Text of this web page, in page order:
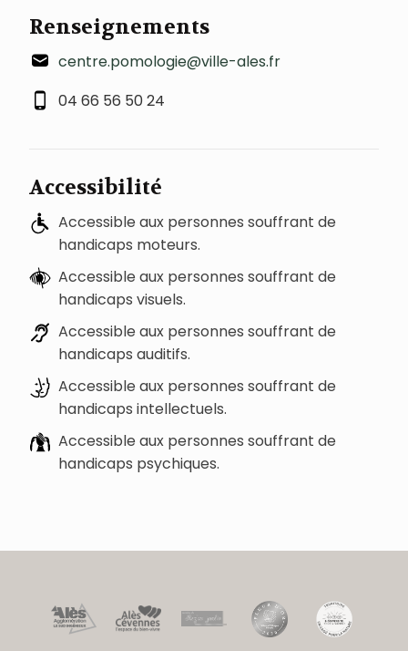
Renseignements
centre.pomologie@ville-ales.fr
04 66 56 50 24
Accessibilité
Accessible aux personnes souffrant de
handicaps intellectuels.
Accessible aux personnes souffrant de
handicaps auditifs.
Accessible aux personnes souffrant de
handicaps visuels.
Accessible aux personnes souffrant de
handicaps psychiques.
Accessible aux personnes souffrant de
handicaps moteurs.